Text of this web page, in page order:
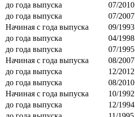
до года выпуска
07/2010
до года выпуска
07/2007
Начиная с года выпуска
09/1993
до года выпуска
04/1998
до года выпуска
07/1995
Начиная с года выпуска
08/2007
до года выпуска
12/2012
до года выпуска
08/2010
Начиная с года выпуска
10/1992
до года выпуска
12/1994